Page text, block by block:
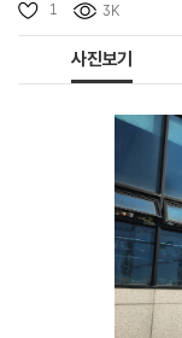
1 3K
사진보기